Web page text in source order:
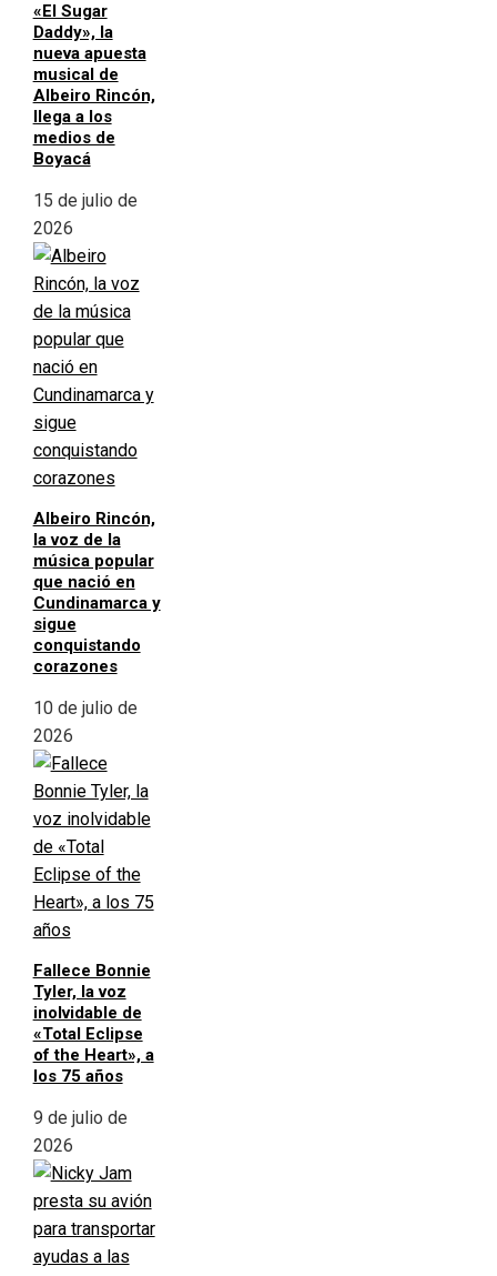
«El Sugar
Daddy», la
nueva apuesta
musical de
Albeiro Rincón,
llega a los
medios de
Boyacá
15 de julio de
2026
Albeiro Rincón,
la voz de la
música popular
que nació en
Cundinamarca y
sigue
conquistando
corazones
10 de julio de
2026
Fallece Bonnie
Tyler, la voz
inolvidable de
«Total Eclipse
of the Heart», a
los 75 años
9 de julio de
2026